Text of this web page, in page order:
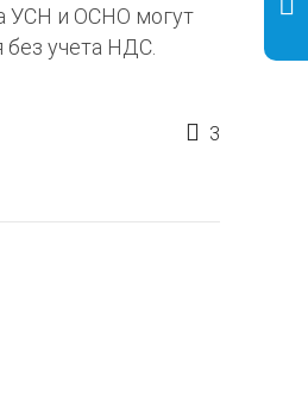
УСН и ОСНО могут
без учета НДС.
3